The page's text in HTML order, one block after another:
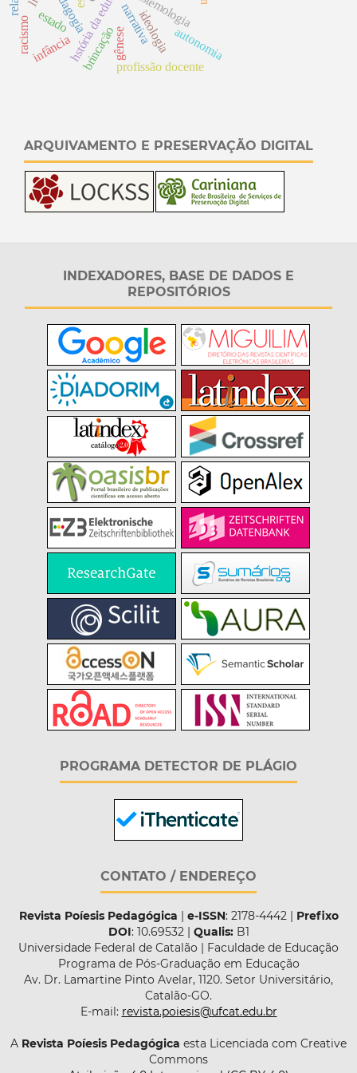
narrativa
gênese
profissão docente
ideologia
estado
autonomia
brincação
infância
racismo
ARQUIVAMENTO E PRESERVAÇÃO DIGITAL
INDEXADORES, BASE DE DADOS E
REPOSITÓRIOS
PROGRAMA DETECTOR DE PLÁGIO
CONTATO / ENDEREÇO
Revista Poíesis Pedagógica | e-ISSN: 2178-4442 | Prefixo
DOI: 10.69532 | Qualis:B1
Universidade Federal de Catalão | Faculdade de Educação
Programa de Pós-Graduação em Educação
Av. Dr. Lamartine Pinto Avelar, 1120. Setor Universitário,
Catalão-GO.
E-mail: revista.poiesis@ufcat.edu.br
A Revista Poíesis Pedagógica esta Licenciada com Creative
Commons